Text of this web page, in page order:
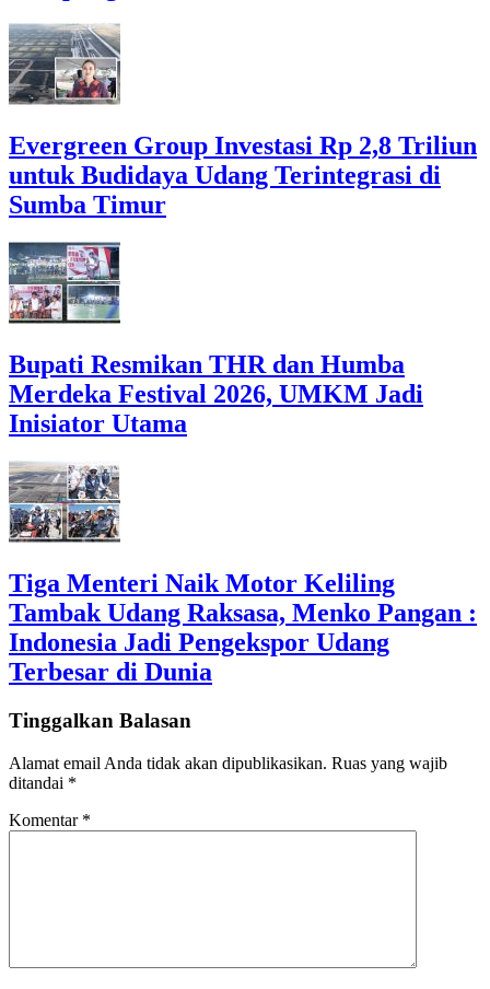
Evergreen Group Investasi Rp 2,8 Triliun
untuk Budidaya Udang Terintegrasi di
Sumba Timur
Bupati Resmikan THR dan Humba
Merdeka Festival 2026, UMKM Jadi
Inisiator Utama
Tiga Menteri Naik Motor Keliling
Tambak Udang Raksasa, Menko Pangan :
Indonesia Jadi Pengekspor Udang
Terbesar di Dunia
Tinggalkan Balasan
Alamat email Anda tidak akan dipublikasikan. Ruas yang wajib
ditandai *
Komentar *